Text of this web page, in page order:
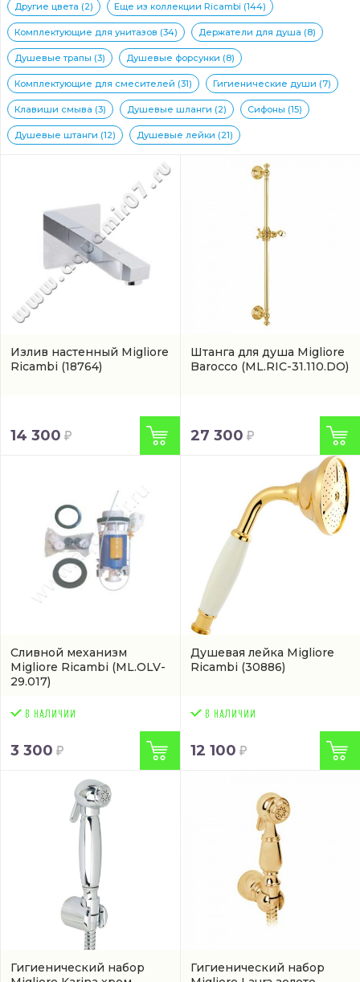
Другие цвета (2) Еще из коллекции Ricambi (144)
Комплектующие для унитазов (34) Держатели для душа (8)
Душевые трапы (3) Душевые форсунки (8)
Комплектующие для смесителей (31) Гигиенические души (7)
Клавиши смыва (3) Душевые шланги (2) Сифоны (15)
Душевые штанги (12) Душевые лейки (21)
Излив настенный Migliore
Ricambi (18764)
14 300
Штанга для душа Migliore
Barocco (ML.RIC-31.110.DO)
27 300
Сливной механизм
Migliore Ricambi (ML.OLV-
29.017)
3 300
Душевая лейка Migliore
Ricambi (30886)
12 100
Гигиенический набор
Гигиенический набор